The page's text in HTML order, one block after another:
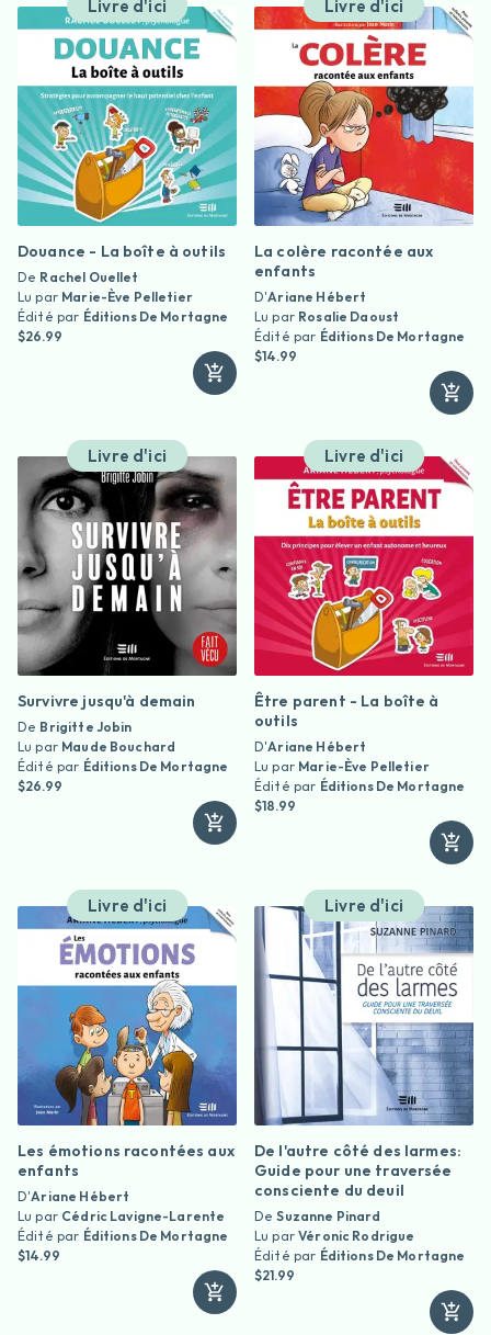
Livre d'ici
Douance - La boîte à outils
De Rachel Ouellet
Lu par Marie-Ève Pelletier
Édité par Éditions De Mortagne
$26.99
Livre d'ici
La colère racontée aux
enfants
D'Ariane Hébert
Lu par Rosalie Daoust
Édité par Éditions De Mortagne
$14.99
Livre d'ici
Survivre jusqu'à demain
De Brigitte Jobin
Lu par Maude Bouchard
Édité par Éditions De Mortagne
$26.99
Livre d'ici
Être parent - La boîte à
outils
D'Ariane Hébert
Lu par Marie-Ève Pelletier
Édité par Éditions De Mortagne
$18.99
Livre d'ici
Les émotions racontées aux
enfants
D'Ariane Hébert
Lu par Cédric Lavigne-Larente
Édité par Éditions De Mortagne
$14.99
Livre d'ici
De l'autre côté des larmes:
Guide pour une traversée
consciente du deuil
DeSuzanne Pinard
Lu parVéronic Rodrigue
Édité par Éditions De Mortagne
$21.99